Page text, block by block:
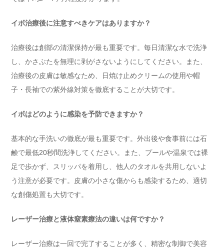
イボ治療後に注意すべきケアはありますか？
治療後は創部の清潔保持が最も重要です。毎日清潔な水で洗浄
し、かさぶたを無理に剥がさないようにしてください。また、
治療後の皮膚は敏感なため、日焼け止めクリームの使用や帽
子・長袖での紫外線対策を徹底することが大切です。
イボはどのように感染を予防できますか？
基本的な手洗いの徹底が最も重要です。外出後や食事前には石
鹸で最低20秒間洗浄してください。また、プールや温泉では裸
足で歩かず、スリッパを着用し、他人のタオルを共用しないよ
う注意が必要です。皮膚の小さな傷からも感染するため、適切
な創傷処置も大切です。
レーザー治療と液体窒素療法の違いは何ですか？
レーザー治療は一回で完了することが多く、精密な制御で美容